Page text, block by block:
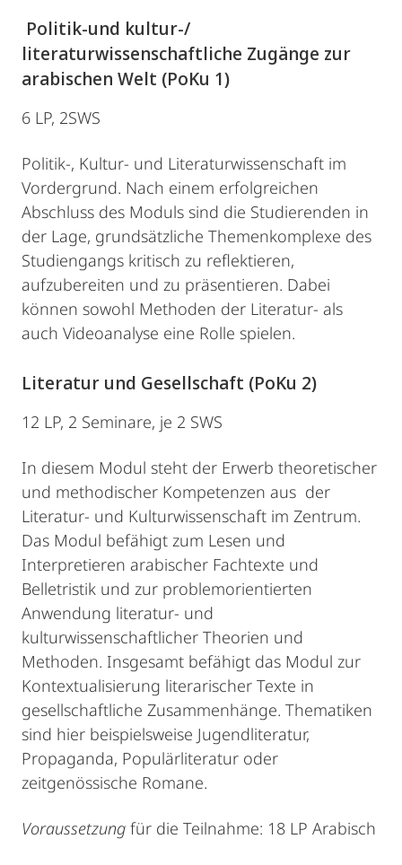
Politik-und kultur-/
literaturwissenschaftliche Zugänge zur
arabischen Welt (PoKu 1)
6 LP, 2SWS
Politik-, Kultur- und Literaturwissenschaft im
Vordergrund. Nach einem erfolgreichen
Abschluss des Moduls sind die Studierenden in
der Lage, grundsätzliche Themenkomplexe des
Studiengangs kritisch zu reflektieren,
aufzubereiten und zu präsentieren. Dabei
können sowohl Methoden der Literatur- als
auch Videoanalyse eine Rolle spielen.
Literatur und Gesellschaft (PoKu 2)
12 LP, 2 Seminare, je 2 SWS
In diesem Modul steht der Erwerb theoretischer
und methodischer Kompetenzen aus der
Literatur- und Kulturwissenschaft im Zentrum.
Das Modul befähigt zum Lesen und
Interpretieren arabischer Fachtexte und
Belletristik und zur problemorientierten
Anwendung literatur- und
kulturwissenschaftlicher Theorien und
Methoden. Insgesamt befähigt das Modul zur
Kontextualisierung literarischer Texte in
gesellschaftliche Zusammenhänge. Thematiken
sind hier beispielsweise Jugendliteratur,
Propaganda, Populärliteratur oder
zeitgenössische Romane.
Voraussetzung für die Teilnahme: 18 LP Arabisch